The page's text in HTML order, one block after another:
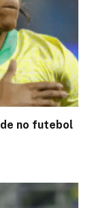
no futebol